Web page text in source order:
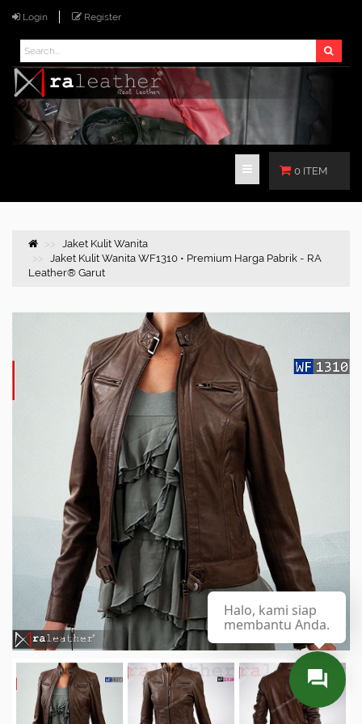
Login Register
0 ITEM
Jaket Kulit Wanita
Jaket Kulit Wanita WF1310 • Premium Harga Pabrik - RA
Leather® Garut
Halo, kami siap
membantu Anda.